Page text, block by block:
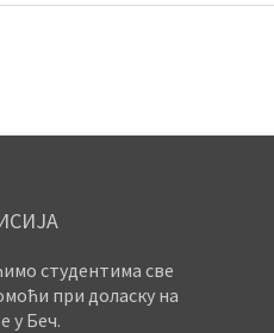
студентима све
при доласку на
у Беч.